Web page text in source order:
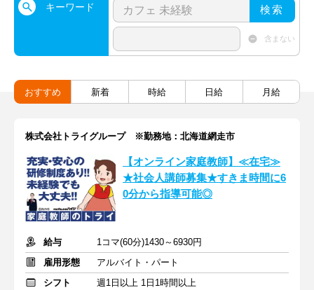
キーワード 検索
含まない
おすすめ 新着 時給 日給 月給
株式会社トライグループ ※勤務地：北海道網走市
【オンライン家庭教師】≪在宅≫
★社会人講師募集★すきま時間に6
0分から指導可能◎
給与
1コマ(60分)1430～6930円
雇用形態
アルバイト・パート
シフト
週1日以上 1日1時間以上